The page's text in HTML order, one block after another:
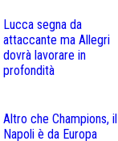
Lucca segna da
attaccante ma Allegri
dovrà lavorare in
profondità
Altro che Champions, il
Napoli è da Europa